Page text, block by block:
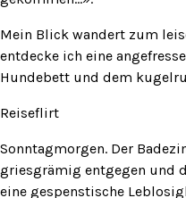
Mein Blick wandert zum
entdecke ich eine
Hundebett und dem
Reiseflirt
Sonntagmorgen. Der
griesgrämig entgegen und
eine gespenstische